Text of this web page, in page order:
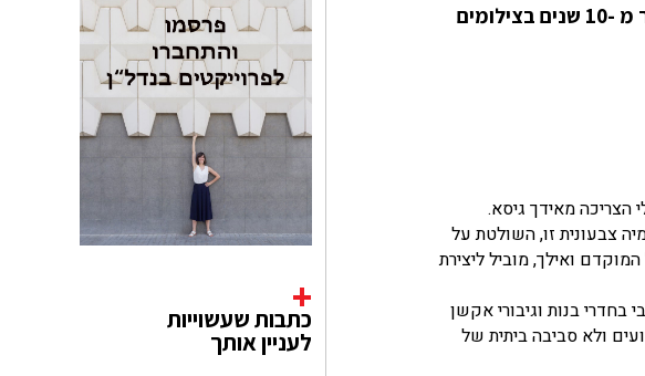
להרמת הפרויקט "ורוד וכחול" שלה, האמנית הדרום קוריאנית Jeong Mee Yoon, בילתה יותר מ -10 שנים בצילומים
הצריכה מאידך גיסא.
בקידום דיכוטומיה צבעונית זו, השולטת על
ואילך, מוביל ליצירת
בנות וגיבורי אקשן
ולא סביבה ביתית של
כתבות שעשוייות
לעניין אותך